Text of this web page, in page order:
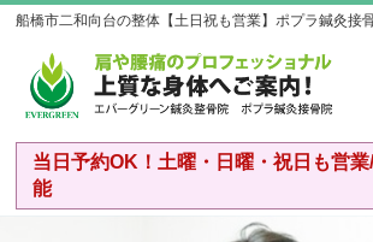
船橋市二和向台の整体【土日祝も営業】ポプラ鍼灸接
当日予約OK！土曜・日曜・祝日も営
能